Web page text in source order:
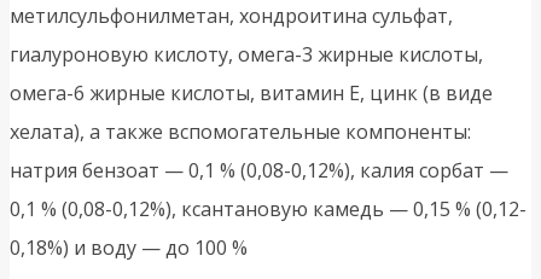
метилсульфонилметан, хондроитина сульфат,
гиалуроновую кислоту, омега-3 жирные кислоты,
омега-6 жирные кислоты, витамин Е, цинк (в виде
хелата), а также вспомогательные компоненты:
натрия бензоат — 0,1 % (0,08-0,12%), калия сорбат —
0,1 % (0,08-0,12%), ксантановую камедь — 0,15 % (0,12-
0,18%) и воду — до 100 %